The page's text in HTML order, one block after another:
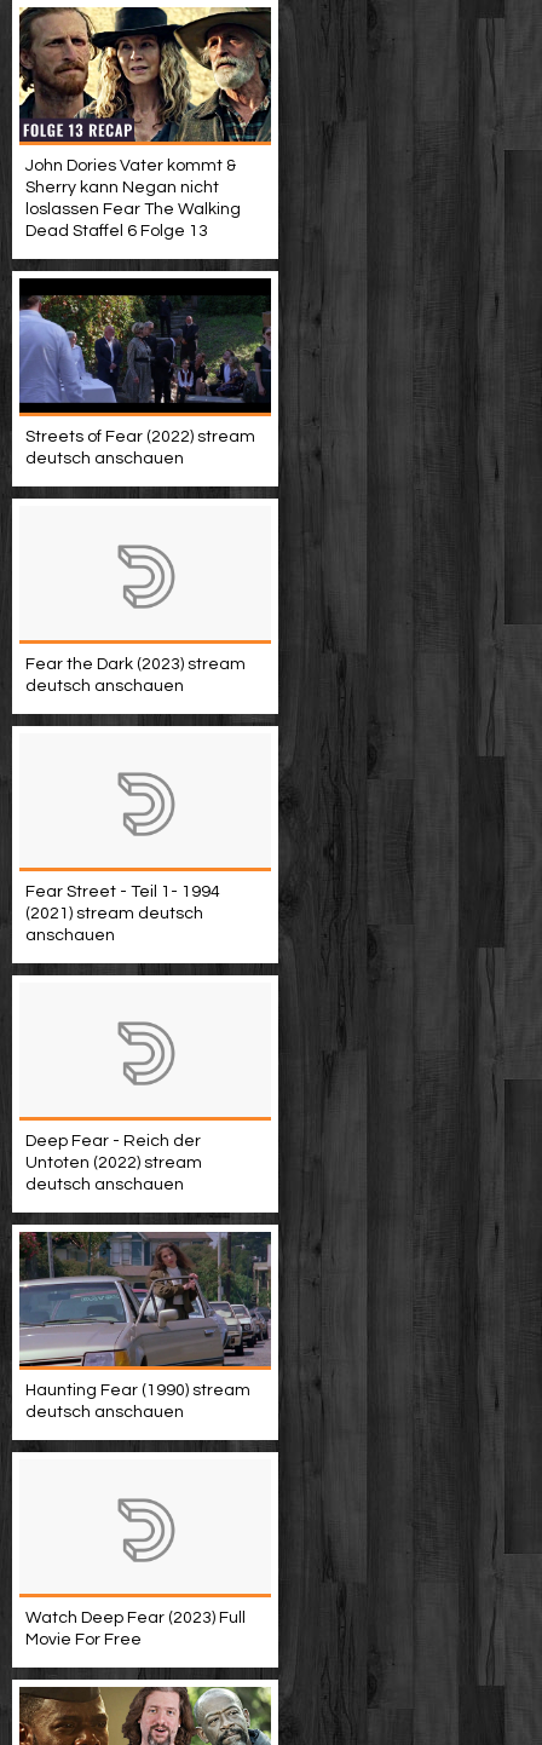
John Dories Vater kommt &
Sherry kann Negan nicht
loslassen Fear The Walking
Dead Staffel 6 Folge 13
Streets of Fear (2022) stream
deutsch anschauen
Fear the Dark (2023) stream
deutsch anschauen
Fear Street - Teil 1- 1994
(2021) stream deutsch
anschauen
Deep Fear - Reich der
Untoten (2022) stream
deutsch anschauen
Haunting Fear (1990) stream
deutsch anschauen
Watch Deep Fear (2023) Full
Movie For Free